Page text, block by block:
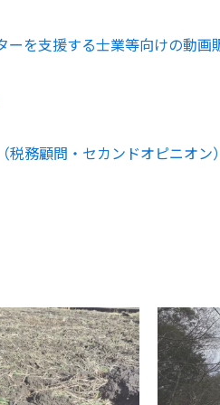
ーを支援する士業等向けの動画
税務顧問・セカンドオピニオン